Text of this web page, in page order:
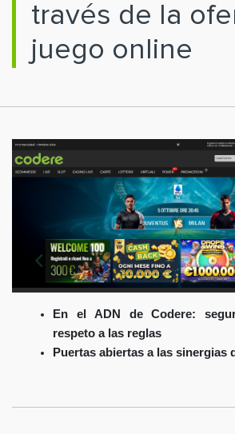
través de la
juego online
En el ADN de Codere:
respeto a las reglas
Puertas abiertas a las sinergias